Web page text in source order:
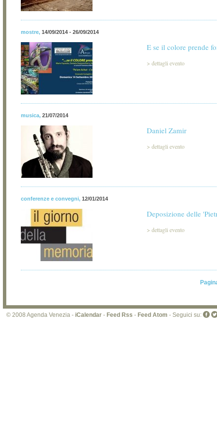
mostre, 14/09/2014 - 26/09/2014
E se il colore prende
> dettagli evento
musica, 21/07/2014
Daniel Zamir
> dettagli evento
conferenze e convegni, 12/01/2014
Deposizione delle
> dettagli evento
© 2008 Agenda Venezia - iCalendar - Feed Rss - Feed Atom - Seguici su: